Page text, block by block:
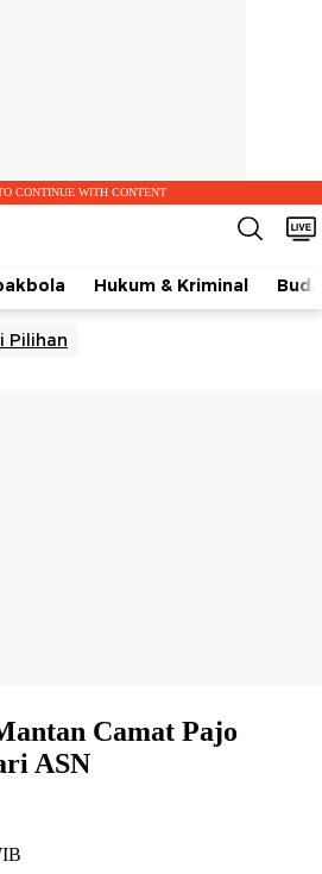
CONTINUE WITH CONTENT
Hukum & Kriminal
Pilihan
Camat Pajo
ASN